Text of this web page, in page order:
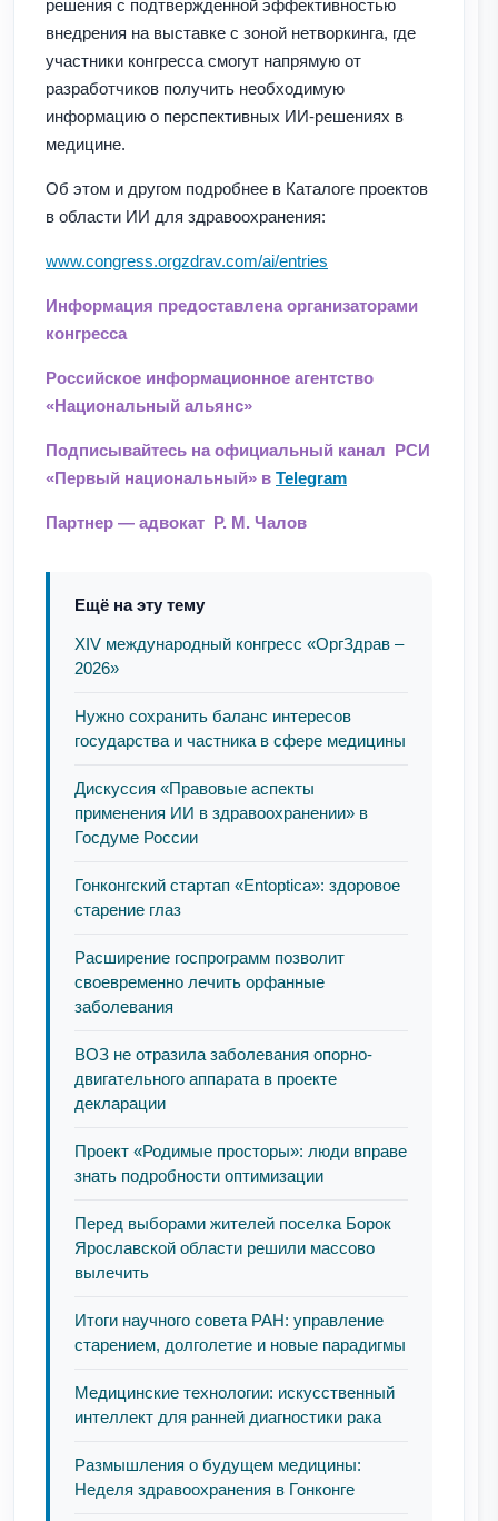
решения с подтвержденной эффективностью
внедрения на выставке с зоной нетворкинга, где
участники конгресса смогут напрямую от
разработчиков получить необходимую
информацию о перспективных ИИ-решениях в
медицине.
Об этом и другом подробнее в Каталоге проектов
в области ИИ для здравоохранения:
www.congress.orgzdrav.com/ai/entries
Информация предоставлена организаторами
конгресса
Российское информационное агентство
«Национальный альянс»
Подписывайтесь на официальный канал РСИ
«Первый национальный» в Telegram
Партнер — адвокат Р. М. Чалов
Ещё на эту тему
XIV международный конгресс «ОргЗдрав –
2026»
Нужно сохранить баланс интересов
государства и частника в сфере медицины
Дискуссия «Правовые аспекты
применения ИИ в здравоохранении» в
Госдуме России
Гонконгский стартап «Entoptica»: здоровое
старение глаз
Расширение госпрограмм позволит
своевременно лечить орфанные
заболевания
ВОЗ не отразила заболевания опорно-
двигательного аппарата в проекте
декларации
Проект «Родимые просторы»: люди вправе
знать подробности оптимизации
Перед выборами жителей поселка Борок
Ярославской области решили массово
вылечить
Итоги научного совета РАН: управление
старением, долголетие и новые парадигмы
Медицинские технологии: искусственный
интеллект для ранней диагностики рака
Размышления о будущем медицины:
Неделя здравоохранения в Гонконге